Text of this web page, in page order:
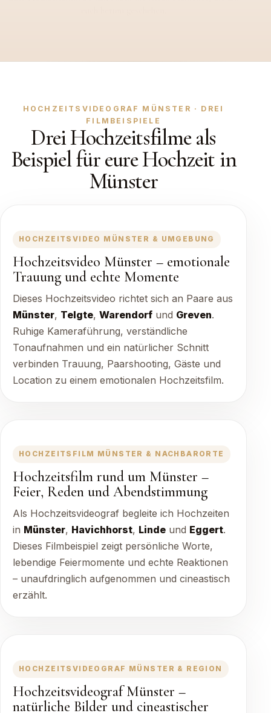
HOCHZEITSVIDEOGRAF MÜNSTER · DREI
FILMBEISPIELE
Drei Hochzeitsfilme als
Beispiel für eure Hochzeit in
Münster
HOCHZEITSVIDEO MÜNSTER & UMGEBUNG
Hochzeitsvideo Münster – emotionale
Trauung und echte Momente
Dieses Hochzeitsvideo richtet sich an Paare aus
Münster, Telgte, Warendorf und Greven.
Ruhige Kameraführung, verständliche
Tonaufnahmen und ein natürlicher Schnitt
verbinden Trauung, Paarshooting, Gäste und
Location zu einem emotionalen Hochzeitsfilm.
HOCHZEITSFILM MÜNSTER & NACHBARORTE
Hochzeitsfilm rund um Münster –
Feier, Reden und Abendstimmung
Als Hochzeitsvideograf begleite ich Hochzeiten
in Münster, Havichhorst, Linde und Eggert.
Dieses Filmbeispiel zeigt persönliche Worte,
lebendige Feiermomente und echte Reaktionen
– unaufdringlich aufgenommen und cineastisch
erzählt.
HOCHZEITSVIDEOGRAF MÜNSTER & REGION
Hochzeitsvideograf Münster –
natürliche Bilder und cineastischer